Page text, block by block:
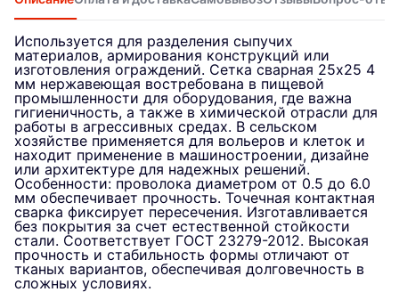
Используется для разделения сыпучих
материалов, армирования конструкций или
изготовления ограждений. Сетка сварная 25х25 4
мм нержавеющая востребована в пищевой
промышленности для оборудования, где важна
гигиеничность, а также в химической отрасли для
работы в агрессивных средах. В сельском
хозяйстве применяется для вольеров и клеток и
находит применение в машиностроении, дизайне
или архитектуре для надежных решений.
Особенности: проволока диаметром от 0.5 до 6.0
мм обеспечивает прочность. Точечная контактная
сварка фиксирует пересечения. Изготавливается
без покрытия за счет естественной стойкости
стали. Соответствует ГОСТ 23279-2012. Высокая
прочность и стабильность формы отличают от
тканых вариантов, обеспечивая долговечность в
сложных условиях.